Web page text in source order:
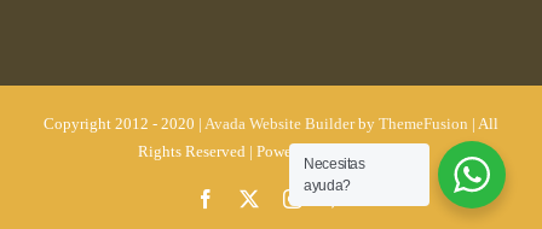
Copyright 2012 - 2020 | Avada Website Builderby ThemeFusion | All
Rights Reserved | Powered by
Facebook Instagram
Necesitas
ayuda?